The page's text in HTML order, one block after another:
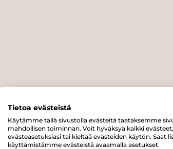
Tietoa evästeistä
Käytämme tällä sivustolla evästeitä taataksemme
mahdollisen toiminnan. Voit hyväksyä kaikki
evästeasetuksiasi tai kieltää evästeiden käytön. Saat
käyttämistämme evästeistä avaamalla asetukset.